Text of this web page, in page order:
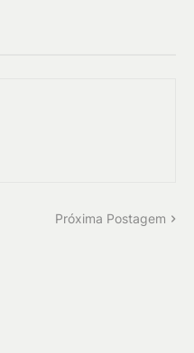
Próxima Postagem